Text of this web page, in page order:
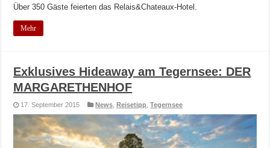
Über 350 Gäste feierten das Relais&Chateaux-Hotel.
Mehr
Exklusives Hideaway am Tegernsee: DER
MARGARETHENHOF
17. September 2015 News Reisetipp ,Tegernsee